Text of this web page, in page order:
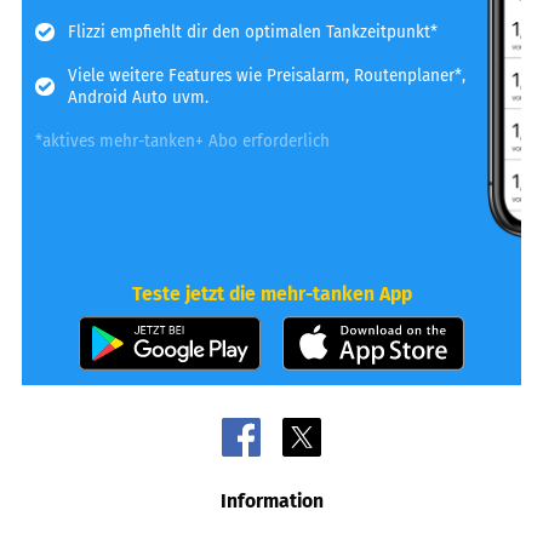
Flizzi empfiehlt dir den optimalen Tankzeitpunkt*
Viele weitere Features wie Preisalarm, Routenplaner*,
Android Auto uvm.
*aktives mehr-tanken+ Abo erforderlich
Teste jetzt die mehr-tanken App
Information